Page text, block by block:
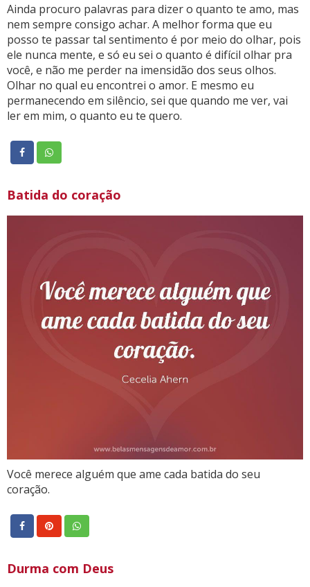
Ainda procuro palavras para dizer o quanto te amo, mas
nem sempre consigo achar. A melhor forma que eu
posso te passar tal sentimento é por meio do olhar, pois
ele nunca mente, e só eu sei o quanto é difícil olhar pra
você, e não me perder na imensidão dos seus olhos.
Olhar no qual eu encontrei o amor. E mesmo eu
permanecendo em silêncio, sei que quando me ver, vai
ler em mim, o quanto eu te quero.
Batida do coração
Você merece alguém que ame cada batida do seu
coração.
Durma com Deus